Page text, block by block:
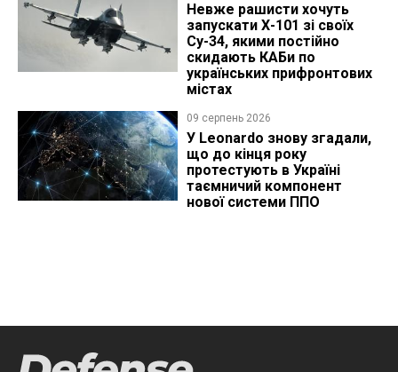
Невже рашисти хочуть
запускати Х-101 зі своїх
Су-34, якими постійно
скидають КАБи по
українських прифронтових
містах
09 серпень 2026
У Leonardo знову згадали,
що до кінця року
протестують в Україні
таємничий компонент
нової системи ППО